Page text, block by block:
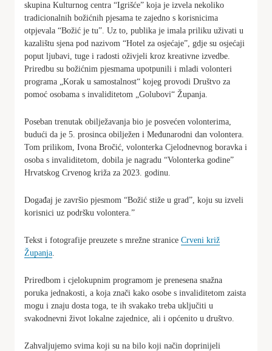
skupina Kulturnog centra “Igrišće” koja je izvela nekoliko
tradicionalnih božićnih pjesama te zajedno s korisnicima
otpjevala “Božić je tu”. Uz to, publika je imala priliku uživati u
kazalištu sjena pod nazivom “Hotel za osjećaje”, gdje su osjećaji
poput ljubavi, tuge i radosti oživjeli kroz kreativne izvedbe.
Priredbu su božićnim pjesmama upotpunili i mladi volonteri
programa „Korak u samostalnost“ kojeg provodi Društvo za
pomoć osobama s invaliditetom „Golubovi“ Županja.
Poseban trenutak obilježavanja bio je posvećen volonterima,
budući da je 5. prosinca obilježen i Međunarodni dan volontera.
Tom prilikom, Ivona Bročić, volonterka Cjelodnevnog boravka i
osoba s invaliditetom, dobila je nagradu “Volonterka godine”
Hrvatskog Crvenog križa za 2023. godinu.
Događaj je završio pjesmom “Božić stiže u grad”, koju su izveli
korisnici uz podršku volontera.”
Tekst i fotografije preuzete s mrežne stranice Crveni križ
Županja.
Priredbom i cjelokupnim programom je prenesena snažna
poruka jednakosti, a koja znači kako osobe s invaliditetom zaista
mogu i znaju dosta toga, te ih svakako treba uključiti u
svakodnevni život lokalne zajednice, ali i općenito u društvo.
Zahvaljujemo svima koji su na bilo koji način doprinijeli